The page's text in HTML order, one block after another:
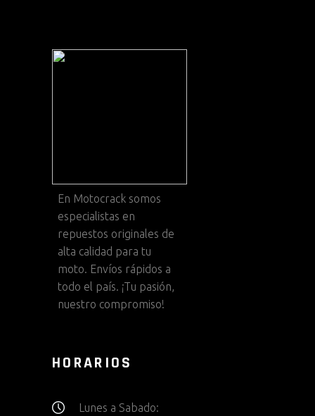
En Motocrack somos
especialistas en
repuestos originales de
alta calidad para tu
moto. Envíos rápidos a
todo el país. ¡Tu pasión,
nuestro compromiso!
HORARIOS
Lunes a Sabado: